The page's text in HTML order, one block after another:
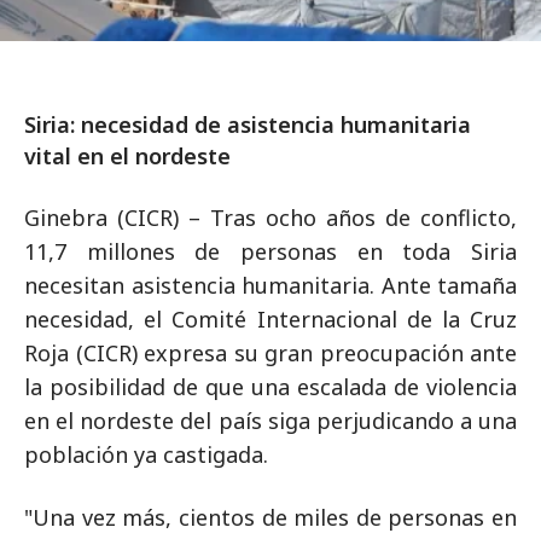
Siria: necesidad de asistencia humanitaria
vital en el nordeste
Ginebra (CICR) – Tras ocho años de conflicto,
11,7 millones de personas en toda Siria
necesitan asistencia humanitaria. Ante tamaña
necesidad, el Comité Internacional de la Cruz
Roja (CICR) expresa su gran preocupación ante
la posibilidad de que una escalada de violencia
en el nordeste del país siga perjudicando a una
población ya castigada.
"Una vez más, cientos de miles de personas en